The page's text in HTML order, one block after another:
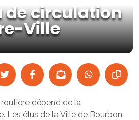
de circulation
Ville
routière dépend de la
Les élus de la Ville de Bourbon-